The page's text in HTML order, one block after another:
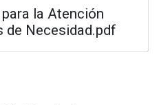
la Atención
de Necesidad.pdf